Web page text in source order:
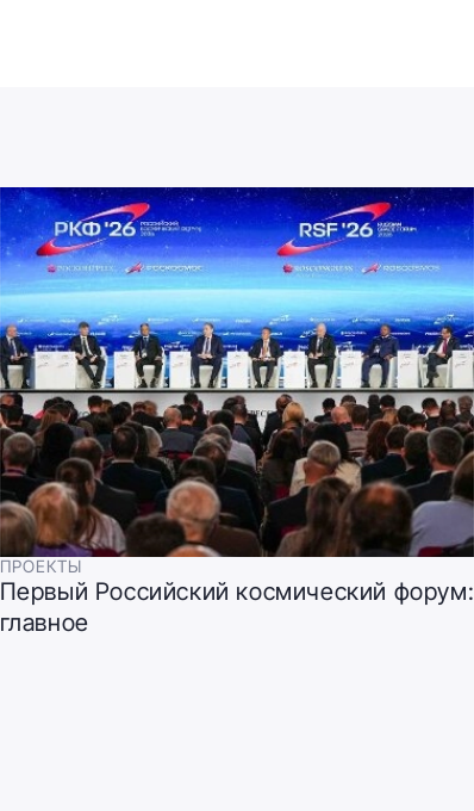
ПРОЕКТЫ
Первый Российский космический форум:
главное